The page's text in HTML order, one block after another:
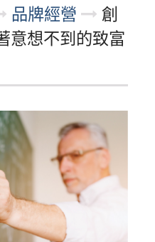
品牌經營
創
意想不到的致富